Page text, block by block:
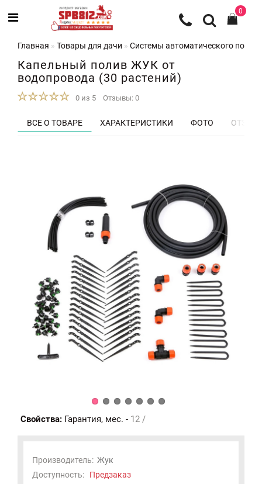
0
Главная Товары для дачи Системы автоматического
Капельный полив ЖУК от
водопровода (30 растений)
0 из 5 Отзывы: 0
ВСЕ О ТОВАРЕ ХАРАКТЕРИСТИКИ ФОТО
Свойства: Гарантия, мес. - 12 /
Производитель: Жук
Доступность: Предзаказ